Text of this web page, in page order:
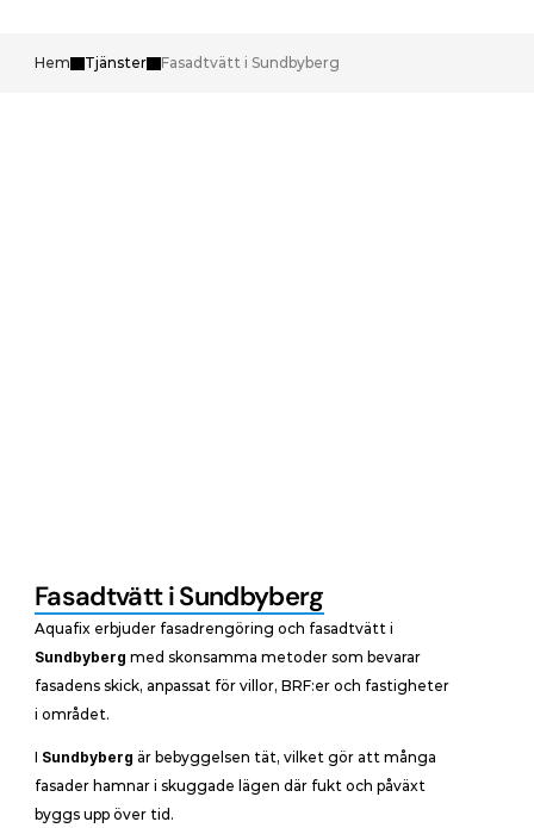
Hem Tjänster Fasadtvätt i Sundbyberg
Fasadtvätt i Sundbyberg
Sundbyberg med skonsamma metoder som bevarar
fasadens skick, anpassat för villor, BRF:er och fastigheter
i området.
I Sundbyberg är bebyggelsen tät, vilket gör att många
fasader hamnar i skuggade lägen där fukt och påväxt
byggs upp över tid.